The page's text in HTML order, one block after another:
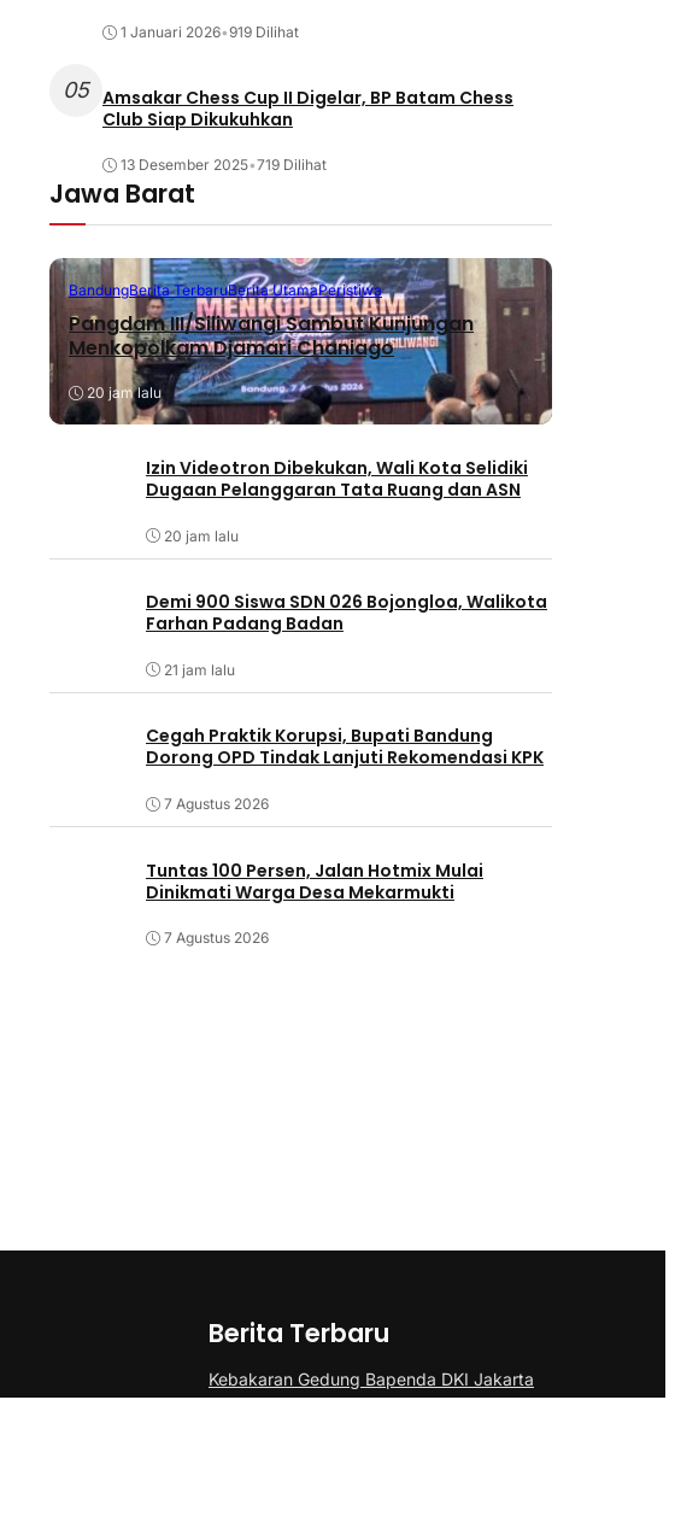
1 Januari 2026•919 Dilihat
05 Amsakar Chess Cup II Digelar, BP Batam Chess
Club Siap Dikukuhkan
13 Desember 2025•719 Dilihat
Jawa Barat
BandungBerita TerbaruBerita UtamaPeristiwa
Pangdam III/Siliwangi Sambut Kunjungan
Menkopolkam Djamari Chaniago
20 jam lalu
Izin Videotron Dibekukan, Wali Kota Selidiki
Dugaan Pelanggaran Tata Ruang dan ASN
20 jam lalu
Demi 900 Siswa SDN 026 Bojongloa, Walikota
Farhan Padang Badan
21 jam lalu
Cegah Praktik Korupsi, Bupati Bandung
Dorong OPD Tindak Lanjuti Rekomendasi KPK
7 Agustus 2026
Tuntas 100 Persen, Jalan Hotmix Mulai
Dinikmati Warga Desa Mekarmukti
7 Agustus 2026
Berita Terbaru
Kebakaran Gedung Bapenda DKI Jakarta
di Gambir Berhasil Dipadamkan